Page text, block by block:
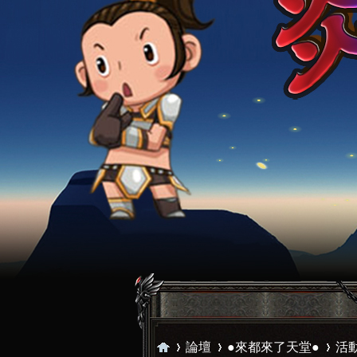
論壇 ●來都來了天堂● 活